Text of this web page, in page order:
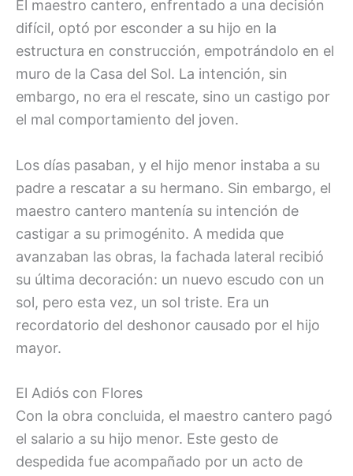
El maestro cantero, enfrentado a una decisión
difícil, optó por esconder a su hijo en la
estructura en construcción, empotrándolo en el
muro de la Casa del Sol. La intención, sin
embargo, no era el rescate, sino un castigo por
el mal comportamiento del joven.
Los días pasaban, y el hijo menor instaba a su
padre a rescatar a su hermano. Sin embargo, el
maestro cantero mantenía su intención de
castigar a su primogénito. A medida que
avanzaban las obras, la fachada lateral recibió
su última decoración: un nuevo escudo con un
sol, pero esta vez, un sol triste. Era un
recordatorio del deshonor causado por el hijo
mayor.
El Adiós con Flores
Con la obra concluida, el maestro cantero pagó
el salario a su hijo menor. Este gesto de
despedida fue acompañado por un acto de